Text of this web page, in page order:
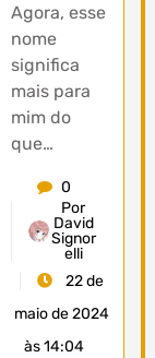
Agora, esse
nome
significa
mais para
mim do
que…
0
Por
David
Signor
elli
22 de
maio de 2024
às 14:04